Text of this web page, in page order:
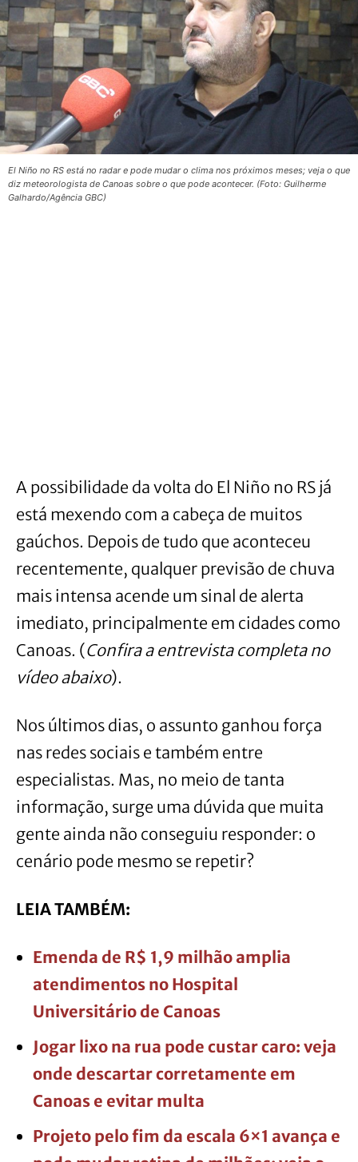
El Niño no RS está no radar e pode mudar o clima nos próximos meses; veja o que
diz meteorologista de Canoas sobre o que pode acontecer. (Foto: Guilherme
Galhardo/Agência GBC)
A possibilidade da volta do El Niño no RS já
está mexendo com a cabeça de muitos
gaúchos. Depois de tudo que aconteceu
recentemente, qualquer previsão de chuva
mais intensa acende um sinal de alerta
imediato, principalmente em cidades como
Canoas. (Confira a entrevista completa no
vídeo abaixo).
Nos últimos dias, o assunto ganhou força
nas redes sociais e também entre
especialistas. Mas, no meio de tanta
informação, surge uma dúvida que muita
gente ainda não conseguiu responder: o
cenário pode mesmo se repetir?
LEIA TAMBÉM:
Emenda de R$ 1,9 milhão amplia
atendimentos no Hospital
Universitário de Canoas
Jogar lixo na rua pode custar caro: veja
onde descartar corretamente em
Canoas e evitar multa
Projeto pelo fim da escala 6×1 avança e